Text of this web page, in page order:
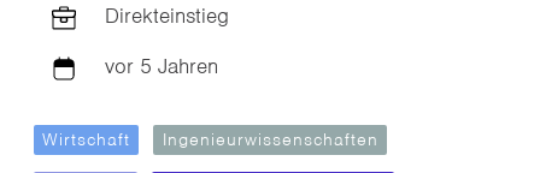
Direkteinstieg
vor 5 Jahren
Wirtschaft Ingenieurwissenschaften